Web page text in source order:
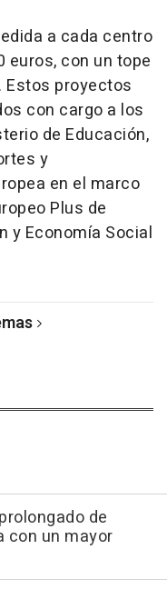
a cada centro
euros, con un tope
Estos proyectos
con cargo a los
de Educación,
y
en el marco
Plus de
y Economía Social
de
con un mayor